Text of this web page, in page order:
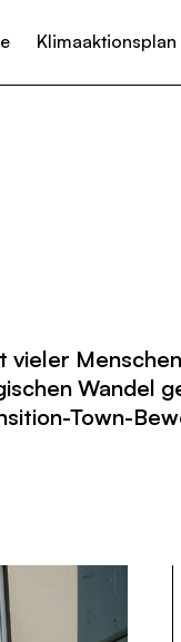
Klimaaktionsplan
vieler
Wandel
Town-